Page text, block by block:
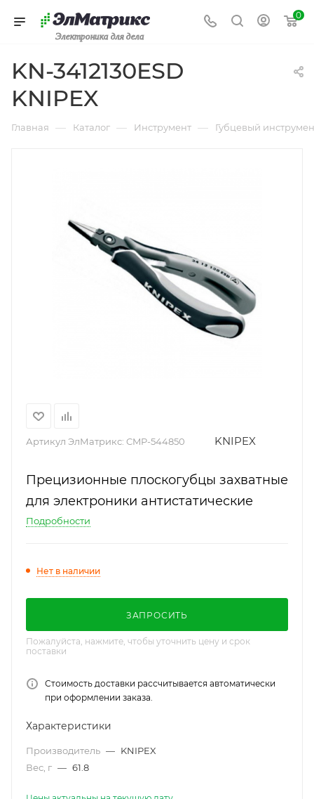
Электроника для дела
0
KN-3412130ESD
KNIPEX
Главная — Каталог — Инструмент — Губцевый
Артикул ЭлМатрикс: CMP-544850 KNIPEX
Прецизионные плоскогубцы захватные
для электроники антистатические
Подробности
Нет в наличии
ЗАПРОСИТЬ
Пожалуйста, нажмите, чтобы уточнить цену и срок
поставки
Стоимость доставки рассчитывается автоматически
при оформлении заказа.
Характеристики
Производитель — KNIPEX
Вес, г — 61.8